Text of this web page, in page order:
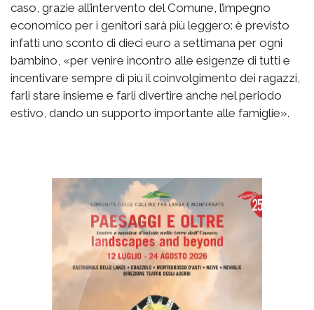
caso, grazie all’intervento del Comune, l’impegno
economico per i genitori sarà più leggero: è previsto
infatti uno sconto di dieci euro a settimana per ogni
bambino, «per venire incontro alle esigenze di tutti e
incentivare sempre di più il coinvolgimento dei ragazzi,
farli stare insieme e farli divertire anche nel periodo
estivo, dando un supporto importante alle famiglie».